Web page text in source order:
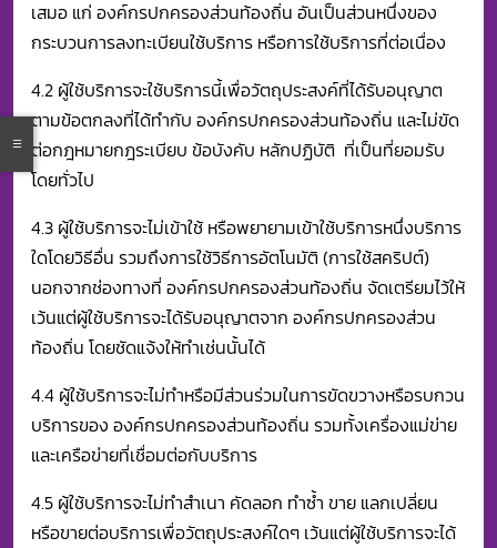
เสมอ แก่ องค์กรปกครองส่วนท้องถิ่น อันเป็นส่วนหนึ่งของ
กระบวนการลงทะเบียนใช้บริการ หรือการใช้บริการที่ต่อเนื่อง
4.2 ผู้ใช้บริการจะใช้บริการนี้เพื่อวัตถุประสงค์ที่ได้รับอนุญาต
ตามข้อตกลงที่ได้ทำกับ องค์กรปกครองส่วนท้องถิ่น และไม่ขัด
ต่อกฎหมายกฎระเบียบ ข้อบังคับ หลักปฏิบัติ ที่เป็นที่ยอมรับ
โดยทั่วไป
4.3 ผู้ใช้บริการจะไม่เข้าใช้ หรือพยายามเข้าใช้บริการหนึ่งบริการ
ใดโดยวิธีอื่น รวมถึงการใช้วิธีการอัตโนมัติ (การใช้สคริปต์)
นอกจากช่องทางที่ องค์กรปกครองส่วนท้องถิ่น จัดเตรียมไว้ให้
เว้นแต่ผู้ใช้บริการจะได้รับอนุญาตจาก องค์กรปกครองส่วน
ท้องถิ่น โดยชัดแจ้งให้ทำเช่นนั้นได้
4.4 ผู้ใช้บริการจะไม่ทำหรือมีส่วนร่วมในการขัดขวางหรือรบกวน
บริการของ องค์กรปกครองส่วนท้องถิ่น รวมทั้งเครื่องแม่ข่าย
และเครือข่ายที่เชื่อมต่อกับบริการ
4.5 ผู้ใช้บริการจะไม่ทำสำเนา คัดลอก ทำซ้ำ ขาย แลกเปลี่ยน
หรือขายต่อบริการเพื่อวัตถุประสงค์ใดๆ เว้นแต่ผู้ใช้บริการจะได้